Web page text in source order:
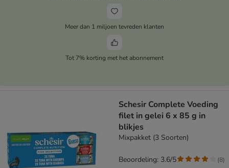
Meer dan 1 miljoen tevreden klanten
Tot 7% korting met het abonnement
Schesir Complete Voeding
filet in gelei 6 x 85 g in
blikjes
Mixpakket (3 Soorten)
Beoordeling: 3.6/5 (8)